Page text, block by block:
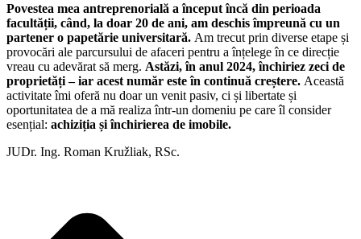
Povestea mea antreprenorială a început încă din perioada
facultății, când, la doar 20 de ani, am deschis împreună cu un
partener o papetărie universitară. Am trecut prin diverse etape și
provocări ale parcursului de afaceri pentru a înțelege în ce direcție
vreau cu adevărat să merg. Astăzi, în anul 2024, închiriez zeci de
proprietăți – iar acest număr este în continuă creștere. Această
activitate îmi oferă nu doar un venit pasiv, ci și libertate și
oportunitatea de a mă realiza într-un domeniu pe care îl consider
esențial: achiziția și închirierea de imobile.
JUDr. Ing. Roman Kružliak, RSc.